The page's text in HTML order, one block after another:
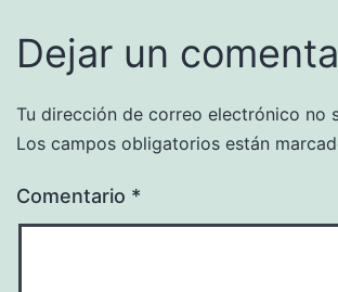
Dejar un
Tu dirección de correo electrónico no
Los campos obligatorios están
Comentario *